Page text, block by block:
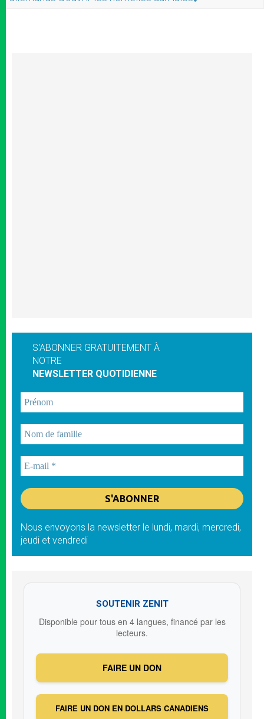
S'ABONNER GRATUITEMENT À
NOTRE
NEWSLETTER QUOTIDIENNE
Nous envoyons la newsletter le lundi, mardi, mercredi,
jeudi et vendredi
SOUTENIR ZENIT
Disponible pour tous en 4 langues, financé par les
lecteurs.
FAIRE UN DON
FAIRE UN DON EN DOLLARS CANADIENS